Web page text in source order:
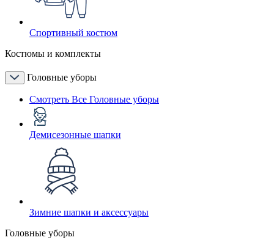
Спортивный костюм
Костюмы и комплекты
Головные уборы
Смотреть Все Головные уборы
Демисезонные шапки
Зимние шапки и аксессуары
Головные уборы